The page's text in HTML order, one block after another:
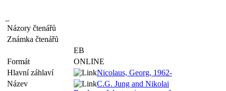
Názory čtenářů
Známka čtenářů
EB
Formát
ONLINE
Hlavní záhlaví
Nicolaus, Georg, 1962-
Název
C.G. Jung and Nikolai